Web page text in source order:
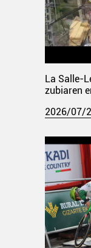
La Salle-
zubiaren
2026/07/